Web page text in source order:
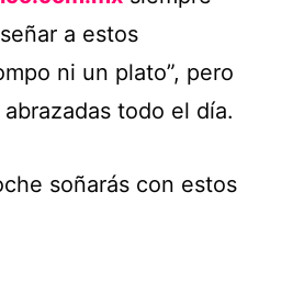
a estos
ni un plato”, pero
todo el día.
soñarás con estos